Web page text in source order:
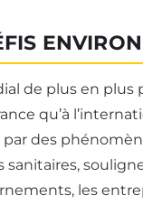
de plus en plus
qu’à
des
les